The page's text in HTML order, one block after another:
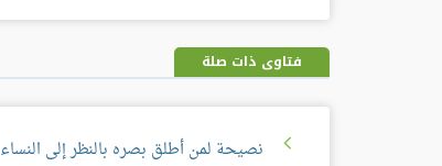
فتاوى ذات صلة
نصيحة لمن أطلق بصره بالنظر إلى النساء